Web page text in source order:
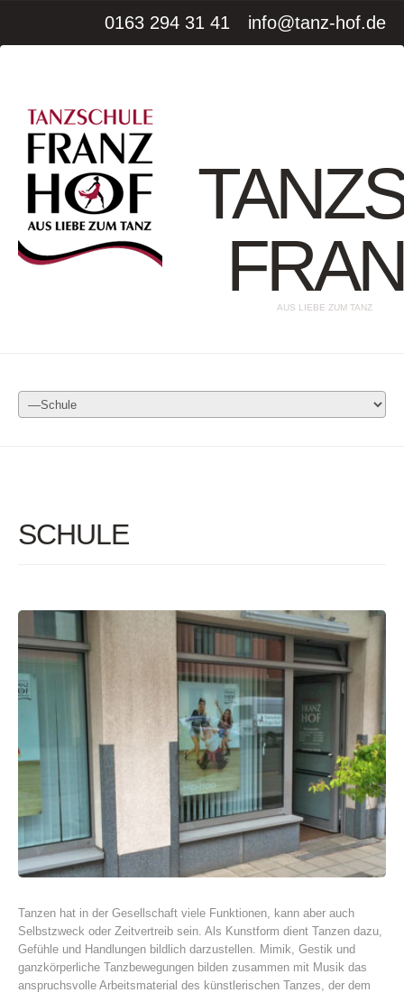
0163 294 31 41 info@tanz-hof.de
AUS LIEBE ZUM TANZ
SCHULE
Tanzen hat in der Gesellschaft viele Funktionen, kann aber auch
Selbstzweck oder Zeitvertreib sein. Als Kunstform dient Tanzen dazu,
Gefühle und Handlungen bildlich darzustellen. Mimik, Gestik und
ganzkörperliche Tanzbewegungen bilden zusammen mit Musik das
anspruchsvolle Arbeitsmaterial des künstlerischen Tanzes, der dem